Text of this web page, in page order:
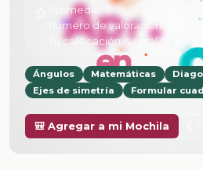
Promedio:0
Número de valoraciones:
Tu calificación: Sin calificar
Ángulos Matemáticas
Ejes de simetría
Formular
🎒 Agregar a mi Mochila